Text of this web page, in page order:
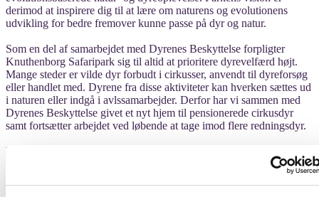
derimod at inspirere dig til at lære om naturens og evolutionens
udvikling for bedre fremover kunne passe på dyr og natur.
Som en del af samarbejdet med Dyrenes Beskyttelse forpligter
Knuthenborg Safaripark sig til altid at prioritere dyrevelfærd højt.
Mange steder er vilde dyr forbudt i cirkusser, anvendt til dyreforsøg
eller handlet med. Dyrene fra disse aktiviteter kan hverken sættes ud
i naturen eller indgå i avlssamarbejder. Derfor har vi sammen med
Dyrenes Beskyttelse givet et nyt hjem til pensionerede cirkusdyr
samt fortsætter arbejdet ved løbende at tage imod flere redningsdyr.
Knuthenberg Safari Park tilbyder et væld af rabatkoder og deals som
mulighed for bedre priser. De tilbyder desuden rabat ved online